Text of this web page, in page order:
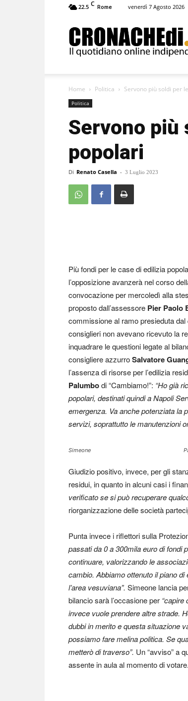
22.5 C Rome venerdì 7 Agosto 2026
Home Politica Servono più soldi per
Politica
Servono più
popolari
Di Renato Casella - 3 Luglio 2023
Più fondi per le case di edilizia
l’opposizione avanzerà nel corso
convocazione per mercoledì alla
proposto dall’assessore Pier Paolo
commissione al ramo presieduta dal
consiglieri non avevano ricevuto la
inquadrare le questioni legate al
consigliere azzurroSalvatore
l’assenza di risorse per l’edilizia
Palumbodi “Cambiamo!”: “Ho già
popolari, destinati quindi a Napoli
emergenza. Va anche potenziata la
servizi, soprattutto le manutenzioni
Simeone
Giudizio positivo, invece, per gli
residui, in quanto in alcuni casi i
verificato se si può recuperare
riorganizzazione delle società
Punta invece i riflettori sulla
passati da 0 a 300mila euro di fondi
continuare, valorizzando le
cambio. Abbiamo ottenuto il piano
l’area vesuviana”. Simeone lancia
bilancio sarà l’occasione per
invece vuole prendere altre strade.
dubbi in merito e questa situazione
possiamo fare melina politica. Se
metterò di traverso”. Un “avviso” a
assente in aula al momento di votare.